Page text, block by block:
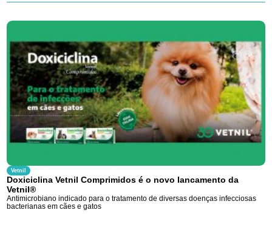
Vetnil
Doxiciclina Vetnil Comprimidos é o novo lancamento da
Vetnil®
Antimicrobiano indicado para o tratamento de diversas doenças infecciosas
bacterianas em cães e gatos